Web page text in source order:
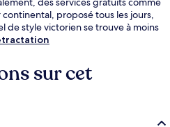
proposé tous les jours,
de style victorien se trouve à moins
Bay Aquarium et de Fisherman's
attentionné.
sur cet